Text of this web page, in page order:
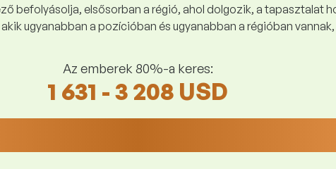
befolyásolja, elsősorban a régió, ahol dolgozik, a tapasztalat
ugyanabban a pozícióban és ugyanabban a régióban
Az emberek 80%-a keres:
1 631 - 3 208 USD